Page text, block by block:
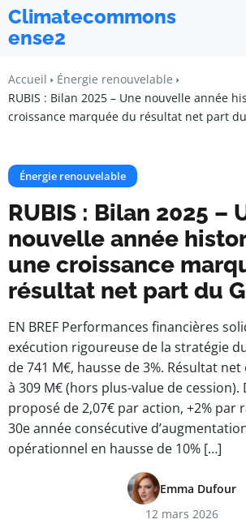
Climatecommons
ense2
Accueil
Énergie renouvelable
RUBIS : Bilan 2025 – Une nouvelle année
croissance marquée du résultat net part
Énergie renouvelable
RUBIS : Bilan 2025 –
nouvelle année
une croissance
résultat net part du
EN BREF Performances financières
exécution rigoureuse de la stratégie
de 741 M€, hausse de 3%. Résultat
à 309 M€ (hors plus-value de cession).
proposé de 2,07€ par action, +2% par
30e année consécutive
opérationnel en hausse de 10% […]
Emma Dufour
12 mars 2026